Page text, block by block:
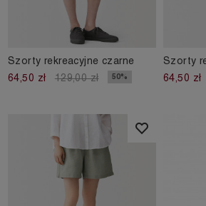
Szorty rekreacyjne czarne
64,50 zł
129,00 zł 50%
Szorty
64,50 zł